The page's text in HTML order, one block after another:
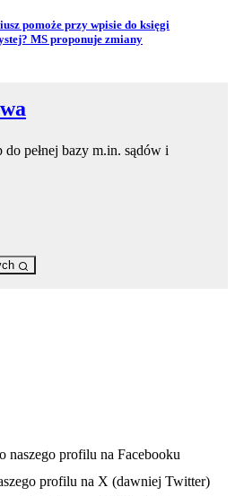
pomoże przy wpisie do księgi
MS proponuje zmiany
pełnej bazy m.in. sądów i
się w nowej karcie
naszego profilu na Facebooku
profilu na X (dawniej Twitter)